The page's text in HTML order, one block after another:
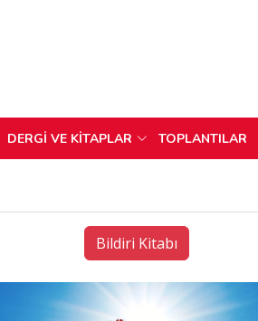
DERGİ VE KİTAPLAR TOPLANTILAR
Bildiri Kitabı